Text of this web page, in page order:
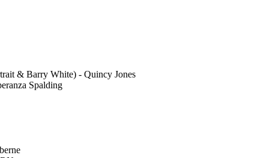
& Barry White) - Quincy Jones
Spalding